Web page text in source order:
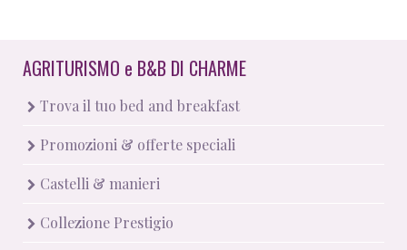
AGRITURISMO e B&B DI CHARME
Trova il tuo bed and breakfast
Promozioni & offerte speciali
Castelli & manieri
Collezione Prestigio